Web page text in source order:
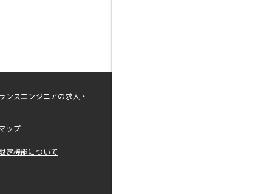
ンスエンジニアの求人・
ップ
定機能について